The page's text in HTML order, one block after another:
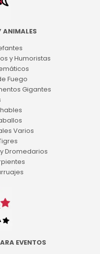
ANIMALES
y Humoristas
Fuego
Gigantes
Varios
Dromedarios
EVENTOS